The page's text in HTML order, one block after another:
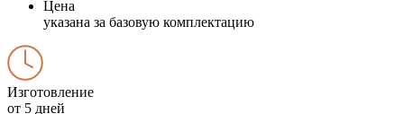
Цена
указана за базовую комплектацию
Изготовление
от 5 дней